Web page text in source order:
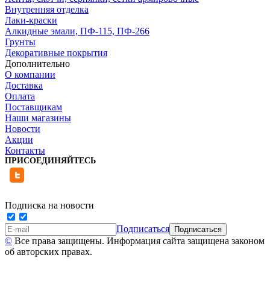
Внутренняя отделка
Лаки-краски
Алкидные эмали, ПФ-115, ПФ-266
Грунты
Декоративные покрытия
Дополнительно
О компании
Доставка
Оплата
Поставщикам
Наши магазины
Новости
Акции
Контакты
ПРИСОЕДИНЯЙТЕСЬ
Подписка на новости
Подписаться
© Все права защищены. Информация сайта защищена законом
об авторских правах.